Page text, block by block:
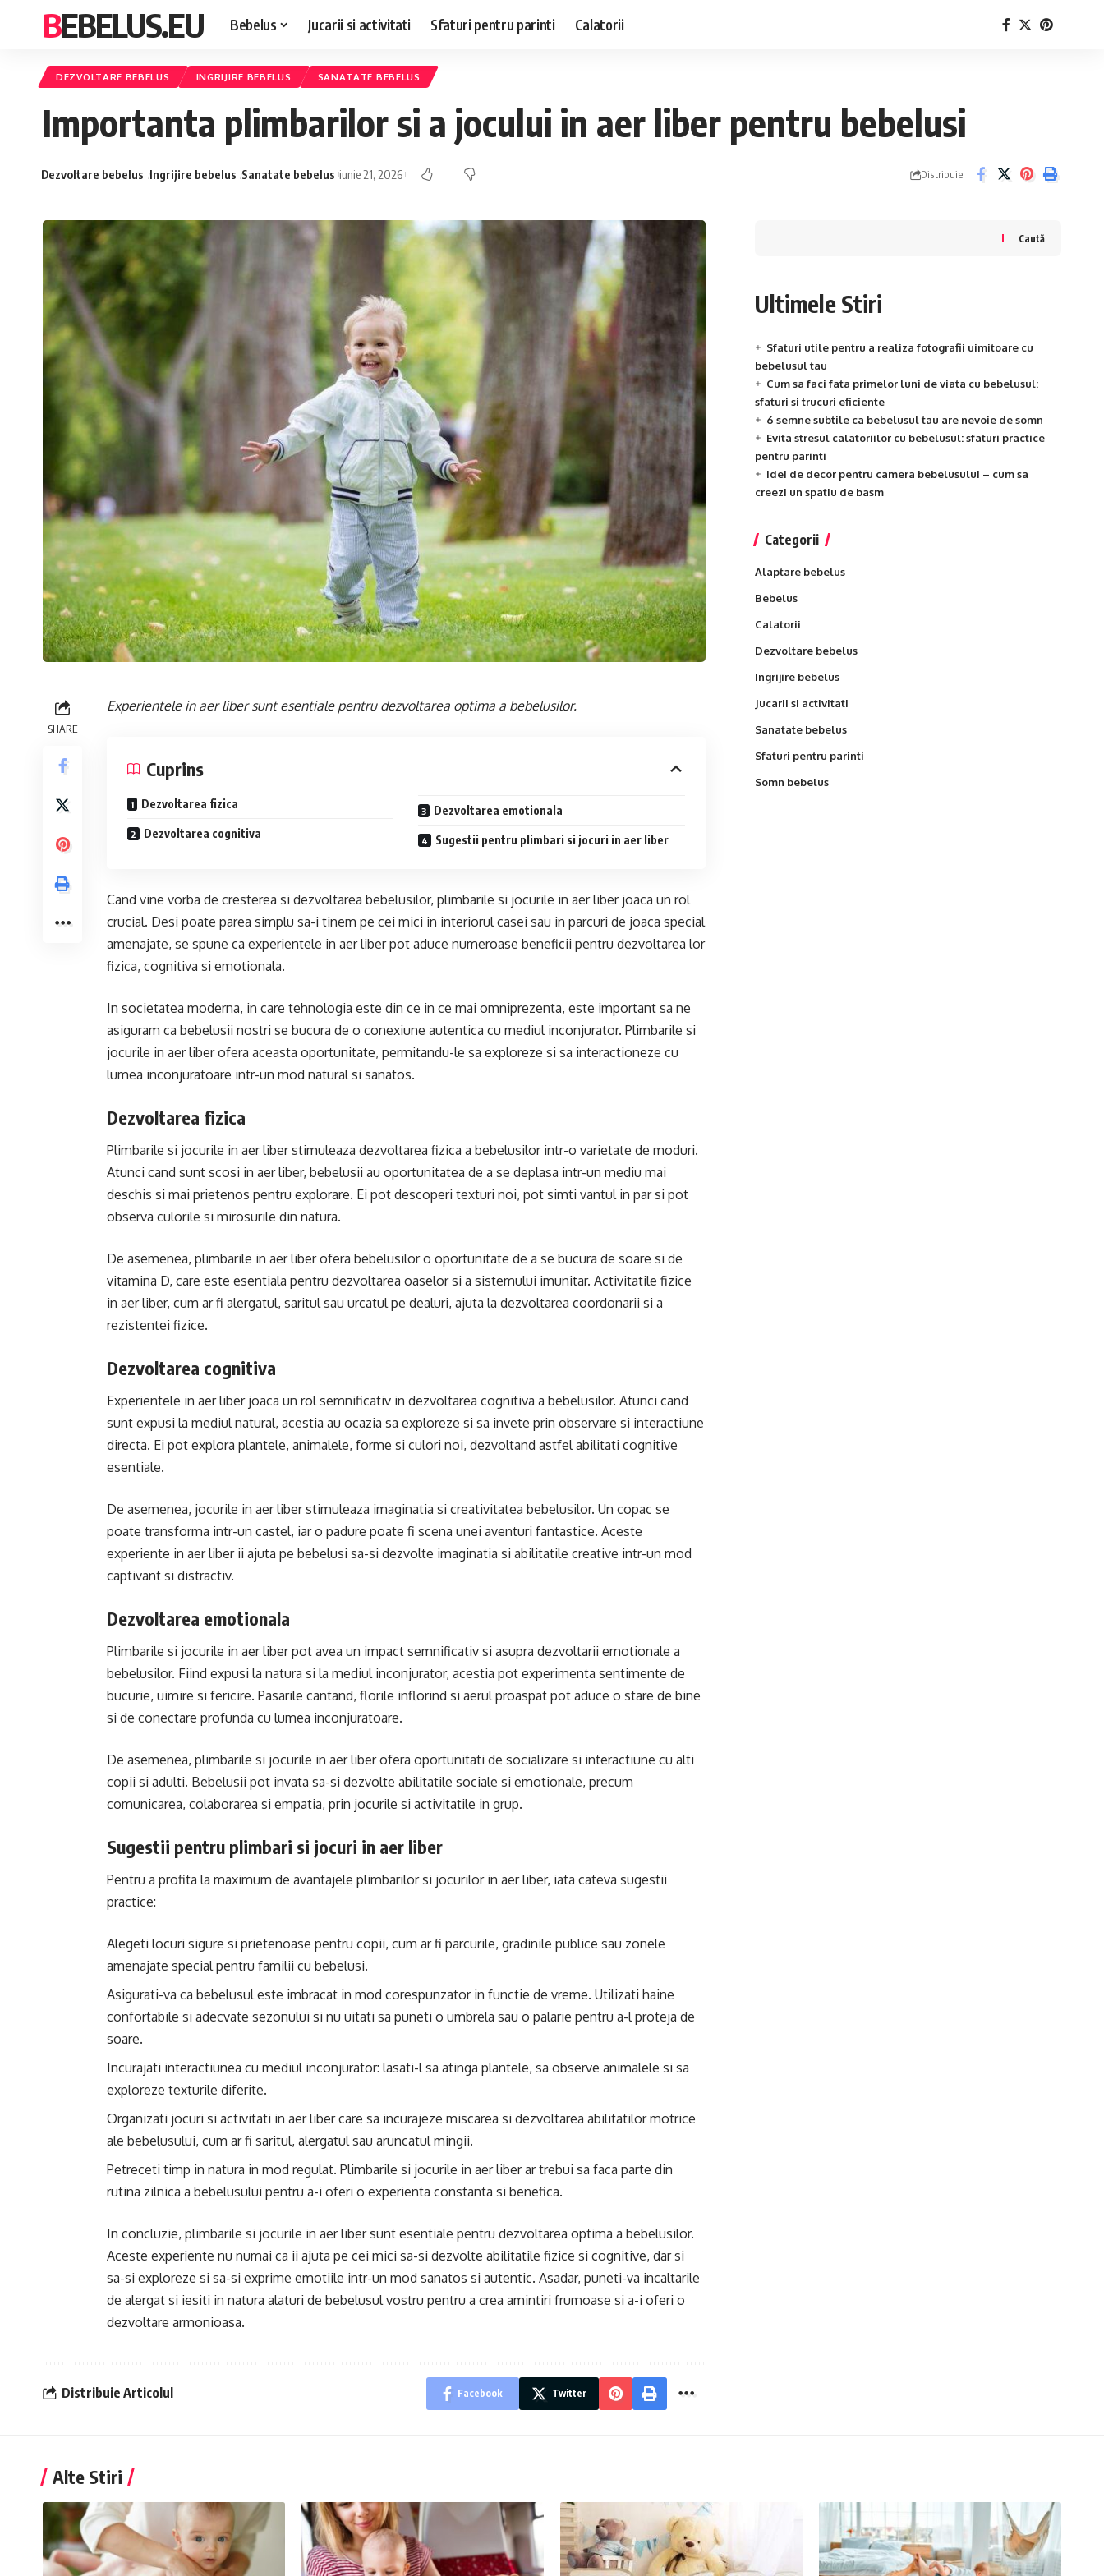
BEBELUS.EU Bebelus Jucarii si activitati Sfaturi pentru parinti Calatorii
DEZVOLTARE BEBELUS INGRIJIRE BEBELUS SANATATE BEBELUS
Importanta plimbarilor si a jocului in aer liber pentru bebelusi
Dezvoltare bebelus Ingrijire bebelus Sanatate bebelus iunie 21, 2026 Distribuie
SHARE
Experientele in aer liber sunt esentiale pentru dezvoltarea optima a bebelusilor.
Cuprins
Dezvoltarea fizica
Dezvoltarea cognitiva
Dezvoltarea emotionala
Sugestii pentru plimbari si jocuri in aer liber
Cand vine vorba de cresterea si dezvoltarea bebelusilor, plimbarile si jocurile in aer liber joaca un rol
crucial. Desi poate parea simplu sa-i tinem pe cei mici in interiorul casei sau in parcuri de joaca special
amenajate, se spune ca experientele in aer liber pot aduce numeroase beneficii pentru dezvoltarea lor
fizica, cognitiva si emotionala.
In societatea moderna, in care tehnologia este din ce in ce mai omniprezenta, este important sa ne
asiguram ca bebelusii nostri se bucura de o conexiune autentica cu mediul inconjurator. Plimbarile si
jocurile in aer liber ofera aceasta oportunitate, permitandu-le sa exploreze si sa interactioneze cu
lumea inconjuratoare intr-un mod natural si sanatos.
Dezvoltarea fizica
Plimbarile si jocurile in aer liber stimuleaza dezvoltarea fizica a bebelusilor intr-o varietate de moduri.
Atunci cand sunt scosi in aer liber, bebelusii au oportunitatea de a se deplasa intr-un mediu mai
deschis si mai prietenos pentru explorare. Ei pot descoperi texturi noi, pot simti vantul in par si pot
observa culorile si mirosurile din natura.
De asemenea, plimbarile in aer liber ofera bebelusilor o oportunitate de a se bucura de soare si de
vitamina D, care este esentiala pentru dezvoltarea oaselor si a sistemului imunitar. Activitatile fizice
in aer liber, cum ar fi alergatul, saritul sau urcatul pe dealuri, ajuta la dezvoltarea coordonarii si a
rezistentei fizice.
Dezvoltarea cognitiva
Experientele in aer liber joaca un rol semnificativ in dezvoltarea cognitiva a bebelusilor. Atunci cand
sunt expusi la mediul natural, acestia au ocazia sa exploreze si sa invete prin observare si interactiune
directa. Ei pot explora plantele, animalele, forme si culori noi, dezvoltand astfel abilitati cognitive
esentiale.
De asemenea, jocurile in aer liber stimuleaza imaginatia si creativitatea bebelusilor. Un copac se
poate transforma intr-un castel, iar o padure poate fi scena unei aventuri fantastice. Aceste
experiente in aer liber ii ajuta pe bebelusi sa-si dezvolte imaginatia si abilitatile creative intr-un mod
captivant si distractiv.
Dezvoltarea emotionala
Plimbarile si jocurile in aer liber pot avea un impact semnificativ si asupra dezvoltarii emotionale a
bebelusilor. Fiind expusi la natura si la mediul inconjurator, acestia pot experimenta sentimente de
bucurie, uimire si fericire. Pasarile cantand, florile inflorind si aerul proaspat pot aduce o stare de bine
si de conectare profunda cu lumea inconjuratoare.
De asemenea, plimbarile si jocurile in aer liber ofera oportunitati de socializare si interactiune cu alti
copii si adulti. Bebelusii pot invata sa-si dezvolte abilitatile sociale si emotionale, precum
comunicarea, colaborarea si empatia, prin jocurile si activitatile in grup.
Sugestii pentru plimbari si jocuri in aer liber
Pentru a profita la maximum de avantajele plimbarilor si jocurilor in aer liber, iata cateva sugestii
practice:
Alegeti locuri sigure si prietenoase pentru copii, cum ar fi parcurile, gradinile publice sau zonele
amenajate special pentru familii cu bebelusi.
Asigurati-va ca bebelusul este imbracat in mod corespunzator in functie de vreme. Utilizati haine
confortabile si adecvate sezonului si nu uitati sa puneti o umbrela sau o palarie pentru a-l proteja de
soare.
Incurajati interactiunea cu mediul inconjurator: lasati-l sa atinga plantele, sa observe animalele si sa
exploreze texturile diferite.
Organizati jocuri si activitati in aer liber care sa incurajeze miscarea si dezvoltarea abilitatilor motrice
ale bebelusului, cum ar fi saritul, alergatul sau aruncatul mingii.
Petreceti timp in natura in mod regulat. Plimbarile si jocurile in aer liber ar trebui sa faca parte din
rutina zilnica a bebelusului pentru a-i oferi o experienta constanta si benefica.
In concluzie, plimbarile si jocurile in aer liber sunt esentiale pentru dezvoltarea optima a bebelusilor.
Aceste experiente nu numai ca ii ajuta pe cei mici sa-si dezvolte abilitatile fizice si cognitive, dar si
sa-si exploreze si sa-si exprime emotiile intr-un mod sanatos si autentic. Asadar, puneti-va incaltarile
de alergat si iesiti in natura alaturi de bebelusul vostru pentru a crea amintiri frumoase si a-i oferi o
dezvoltare armonioasa.
Distribuie Articolul Facebook Twitter
Caută
Ultimele Stiri
Sfaturi utile pentru a realiza fotografii uimitoare cu
bebelusul tau
Cum sa faci fata primelor luni de viata cu bebelusul:
sfaturi si trucuri eficiente
6 semne subtile ca bebelusul tau are nevoie de somn
Evita stresul calatoriilor cu bebelusul: sfaturi practice
pentru parinti
Idei de decor pentru camera bebelusului – cum sa
creezi un spatiu de basm
Categorii
Alaptare bebelus
Bebelus
Calatorii
Dezvoltare bebelus
Ingrijire bebelus
Jucarii si activitati
Sanatate bebelus
Sfaturi pentru parinti
Somn bebelus
Alte Stiri